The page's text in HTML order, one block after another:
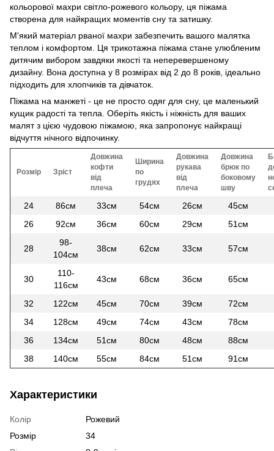
кольорової махри світло-рожевого кольору, ця піжама
створена для найкращих моментів сну та затишку.
М'який матеріал рваної махри забезпечить вашого малятка
теплом і комфортом. Ця трикотажна піжама стане улюбленим
дитячим вибором завдяки якості та неперевершеному
дизайну. Вона доступна у 8 розмірах від 2 до 8 років, ідеально
підходить для хлопчиків та дівчаток.
Піжама на манжеті - це не просто одяг для сну, це маленький
кущик радості та тепла. Оберіть якість і ніжність для ваших
малят з цією чудовою піжамою, яка запропонує найкращі
відчуття нічного відпочинку.
Розмір Зріст
Довжина
кофти
від
плеча
Ширина
по
грудях
Довжина
рукава
від
плеча
Довжина
брюк по
боковому
шву
24 86см 33см 54см 26см
45см
26
92см 36см 60см 29см 51см
28
98-
104см
38см 62см 33см 57см
30
110-
116см
43см 68см 36см 65см
32 122см 45см 70см 39см
72см
34
128см 49см 74см 43см
78см
36
134см 51см 80см 48см
88см
38
140см 55см 84см 51см 91см
Характеристики
Колір
Рожевий
Розмір
34